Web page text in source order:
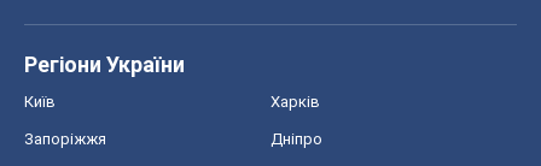
Регіони України
Київ Харків
Запоріжжя Дніпро